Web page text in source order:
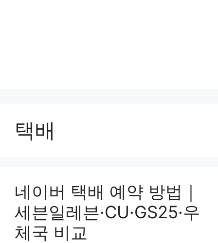
택배
네이버 택배 예약 방법｜
세븐일레븐·CU·GS25·우
체국 비교